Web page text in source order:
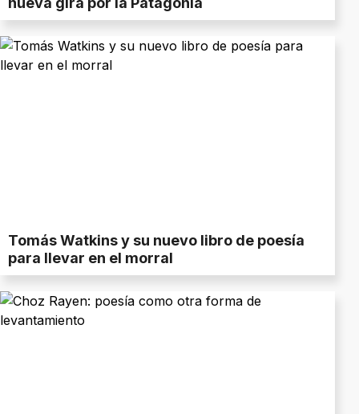
Tomás Watkins y su nuevo libro de poesía
para llevar en el morral